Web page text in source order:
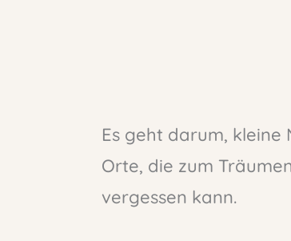
Es geht darum, kleine
Orte, die zum
vergessen kann.